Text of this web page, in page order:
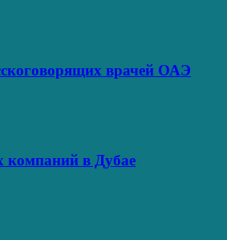
врачей ОАЭ
компаний в Дубае